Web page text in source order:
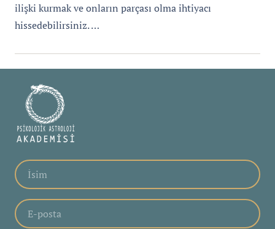
ilişki kurmak ve onların parçası olma ihtiyacı
hissedebilirsiniz. …